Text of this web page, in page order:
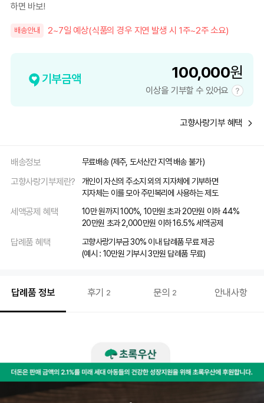
하면 바보!
배송안내 2~7일 예상(식품의 경우 지연 발생 시 1주~2주 소요)
기부금액 100,000원
이상을 기부할 수 있어요
고향사랑기부 혜택
배송정보 무료배송(제주, 도서산간 지역 배송 불가)
고향사랑기부제란?
개인이 자신의 주소지 외의 지자체에 기부하면
지자체는 이를 모아 주민복리에 사용하는 제도
세액공제 혜택
10만 원까지 100%, 10만원 초과 20만원 이하 44%
20만원 초과 2,000만원 이하 16.5% 세액공제
답례품 혜택
고향사랑기부금 30% 이내 답례품 무료 제공
(예시 : 10만원 기부시 3만원 답례품 무료)
답례품 정보 후기 2 문의 2 안내사항